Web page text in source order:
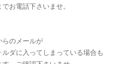
お電話下さいませ。
らのメールが
ルダに入ってしまっている場合も